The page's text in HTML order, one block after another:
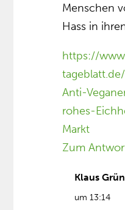
Menschen
Hass in
https://
Anti-
rohes-
Markt
Zum
Klaus
um 13:14